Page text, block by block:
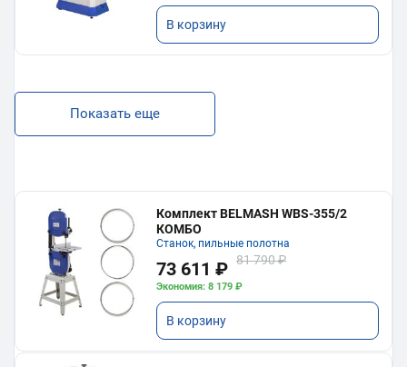
В корзину
Показать еще
Комплект BELMASH WBS-355/2
КОМБО
Станок, пильные полотна
73 611 ₽ 81 790 ₽
Экономия: 8 179 ₽
В корзину